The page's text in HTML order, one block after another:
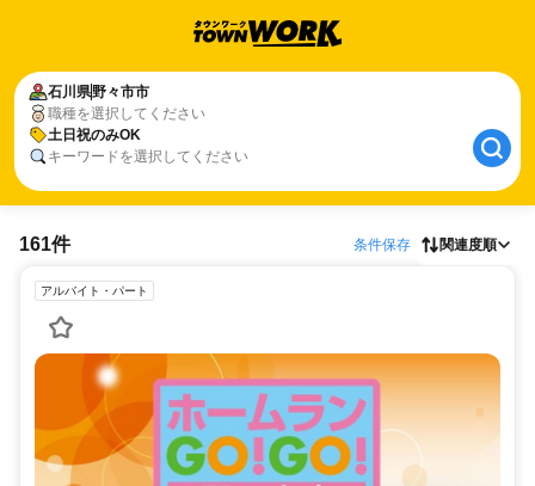
石川県野々市市
職種を選択してください
土日祝のみOK
キーワードを選択してください
161件 条件保存 関連度順
アルバイト・パート